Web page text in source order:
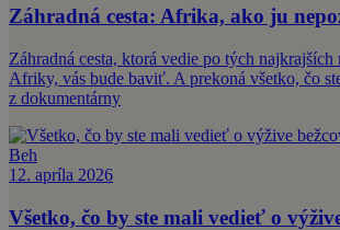
Záhradná cesta: Afrika, ako ju
Záhradná cesta, ktorá vedie po tých najkrajších
Afriky, vás bude baviť. A prekoná všetko, čo
z dokumentárny
Beh
12. apríla 2026
Všetko, čo by ste mali vedieť o